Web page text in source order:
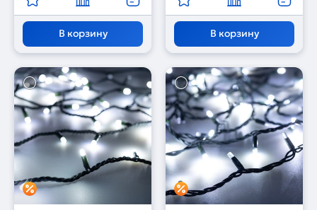
В корзину В корзину